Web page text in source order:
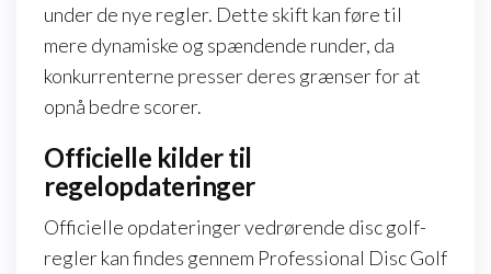
under de nye regler. Dette skift kan føre til
mere dynamiske og spændende runder, da
konkurrenterne presser deres grænser for at
opnå bedre scorer.
Officielle kilder til
regelopdateringer
Officielle opdateringer vedrørende disc golf-
regler kan findes gennem Professional Disc Golf